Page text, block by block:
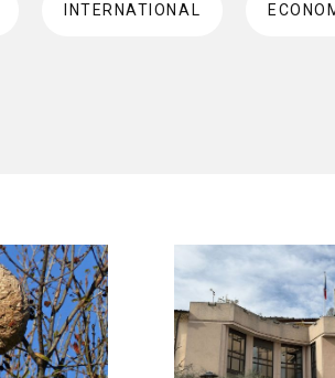
INTERNATIONAL